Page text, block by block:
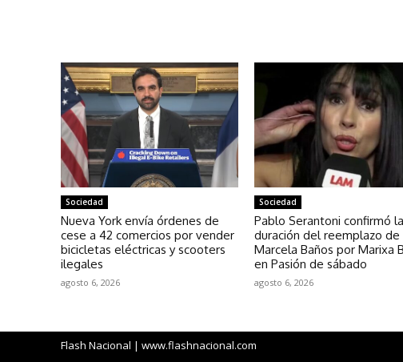
Sociedad
Nueva York envía órdenes de
cese a 42 comercios por vender
bicicletas eléctricas y scooters
ilegales
agosto 6, 2026
Sociedad
Pablo Serantoni confirmó la
duración del reemplazo de
Marcela Baños por Marixa
en Pasión de sábado
agosto 6, 2026
Flash Nacional | www.flashnacional.com